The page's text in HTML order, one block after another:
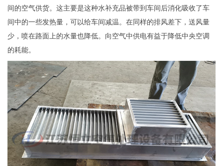
间的空气供货。这主要是这种水补充品被带到车间后消化吸收了车
间中的一些发热量，可以给车间减温。在同样的排风差下，送风量
少，喷在路面上的水量也降低。向空气中供电有益于降低中央空调
的耗能。